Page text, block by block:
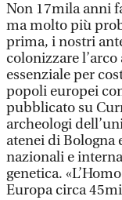
Non 17mila anni
ma molto più
prima, i nostri
colonizzare
essenziale per
popoli europei
pubblicato su
archeologi
atenei di Bologna
nazionali e
genetica.
Europa circa